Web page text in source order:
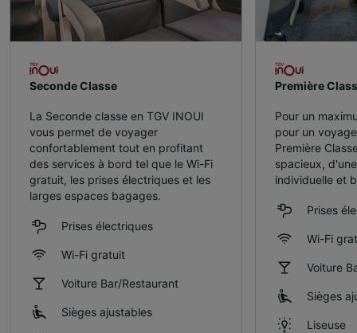
Seconde Classe
La Seconde classe en TGV INOUI
vous permet de voyager
confortablement tout en profitant
des services à bord tel que le Wi-Fi
gratuit, les prises électriques et les
larges espaces bagages.
Prises électriques
Wi-Fi gratuit
Voiture Bar/Restaurant
Sièges ajustables
Première
Pour un
pour un
Première
spacieux,
individuelle et
Prises
Wi-Fi
Voiture
Sièges
Liseuse